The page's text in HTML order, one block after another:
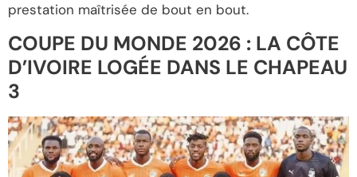
prestation maîtrisée de bout en bout.
COUPE DU MONDE 2026 : LA CÔTE
D’IVOIRE LOGÉE DANS LE CHAPEAU
3